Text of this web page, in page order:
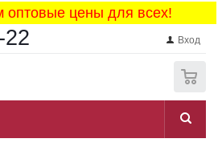
оптовые цены для всех!
22 Вход